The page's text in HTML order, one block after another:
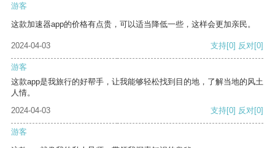
游客
这款加速器app的价格有点贵，可以适当降低一些，这样会更加亲民。
2024-04-03 支持[0] 反对[0]
游客
这款app是我旅行的好帮手，让我能够轻松找到目的地，了解当地的风土
人情。
2024-04-03
支持[0] 反对[0]
游客